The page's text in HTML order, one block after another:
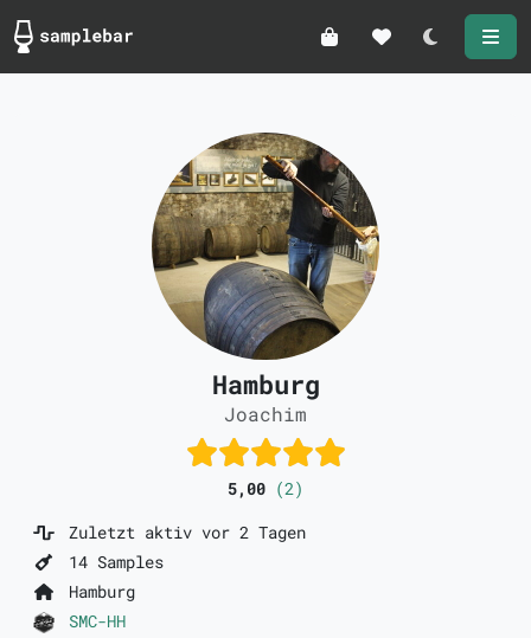
Darkmode
Hamburg
Joachim
5,00 (2)
Zuletzt aktiv vor 2 Tagen
14 Samples
Hamburg
SMC-HH